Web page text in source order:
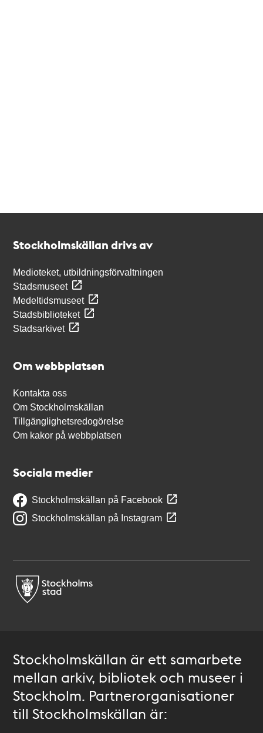
Stockholmskällan drivs av
Medioteket, utbildningsförvaltningen
Stadsmuseet
Medeltidsmuseet
Stadsbiblioteket
Stadsarkivet
Om webbplatsen
Kontakta oss
Om Stockholmskällan
Tillgänglighetsredogörelse
Om kakor på webbplatsen
Sociala medier
Stockholmskällan på Facebook
Stockholmskällan på Instagram
Stockholmskällan är ett samarbete
mellan arkiv, bibliotek och museer i
Stockholm. Partnerorganisationer
till Stockholmskällan är: